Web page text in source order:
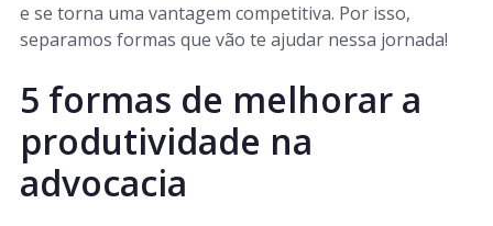
e se torna uma vantagem competitiva. Por isso,
separamos formas que vão te ajudar nessa jornada!
5 formas de melhorar a
produtividade na
advocacia